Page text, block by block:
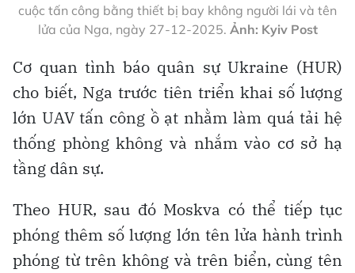
cuộc tấn công bằng thiết bị bay không người lái và tên
lửa của Nga, ngày 27-12-2025. Ảnh: Kyiv Post
Cơ quan tình báo quân sự Ukraine (HUR)
cho biết, Nga trước tiên triển khai số lượng
lớn UAV tấn công ồ ạt nhằm làm quá tải hệ
thống phòng không và nhắm vào cơ sở hạ
tầng dân sự.
Theo HUR, sau đó Moskva có thể tiếp tục
phóng thêm số lượng lớn tên lửa hành trình
phóng từ trên không và trên biển, cùng tên